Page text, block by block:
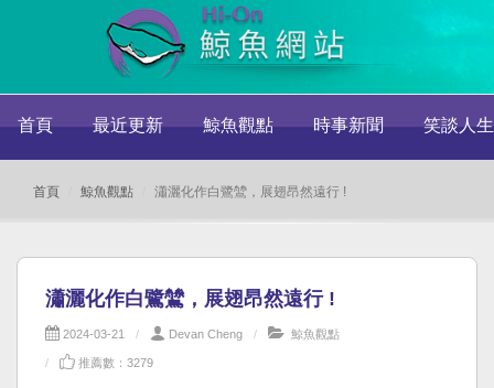
首頁 最近更新 鯨魚觀點 時事新聞 笑談人生
首頁 鯨魚觀點 瀟灑化作白鷺鷥，展翅昂然遠行 !
瀟灑化作白鷺鷥，展翅昂然遠行 !
2024-03-21 Devan Cheng 鯨魚觀點
推薦數：3279